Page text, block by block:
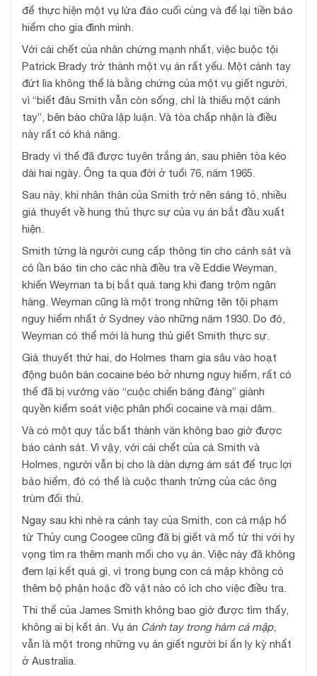
để thực hiện một vụ lừa đảo cuối cùng và để lại tiền bảo
hiểm cho gia đình mình.
Với cái chết của nhân chứng mạnh nhất, việc buộc tội
Patrick Brady trở thành một vụ án rất yếu. Một cánh tay
đứt lìa không thể là bằng chứng của một vụ giết người,
vì “biết đâu Smith vẫn còn sống, chỉ là thiếu một cánh
tay”, bên bào chữa lập luận. Và tòa chấp nhận là điều
này rất có khả năng.
Brady vì thế đã được tuyên trắng án, sau phiên tòa kéo
dài hai ngày. Ông ta qua đời ở tuổi 76, năm 1965.
Sau này, khi nhân thân của Smith trở nên sáng tỏ, nhiều
giả thuyết về hung thủ thực sự của vụ án bắt đầu xuất
hiện.
Smith từng là người cung cấp thông tin cho cảnh sát và
có lần báo tin cho các nhà điều tra về Eddie Weyman,
khiến Weyman ta bị bắt quả tang khi đang trộm ngân
hàng. Weyman cũng là một trong những tên tội phạm
nguy hiểm nhất ở Sydney vào những năm 1930. Do đó,
Weyman có thể mới là hung thủ giết Smith thực sự.
Giả thuyết thứ hai, do Holmes tham gia sâu vào hoạt
động buôn bán cocaine béo bở nhưng nguy hiểm, rất có
thể đã bị vướng vào “cuộc chiến băng đảng” giành
quyền kiểm soát việc phân phối cocaine và mại dâm.
Và có một quy tắc bất thành văn không bao giờ được
báo cảnh sát. Vì vậy, với cái chết của cả Smith và
Holmes, người vẫn bị cho là dàn dựng ám sát để trục lợi
bảo hiểm, đó có thể là cuộc thanh trừng của các ông
trùm đối thủ.
Ngay sau khi nhè ra cánh tay của Smith, con cá mập hổ
từ Thủy cung Coogee cũng đã bị giết và mổ tử thi với hy
vọng tìm ra thêm manh mối cho vụ án. Việc này đã không
đem lại kết quả gì, vì trong bụng con cá mập không có
thêm bộ phận hoặc đồ vật nào có ích cho việc điều tra.
Thi thể của James Smith không bao giờ được tìm thấy,
không ai bị kết án. Vụ án Cánh tay trong hàm cá mập,
vẫn là một trong những vụ án giết người bí ẩn ly kỳ nhất
ở Australia.